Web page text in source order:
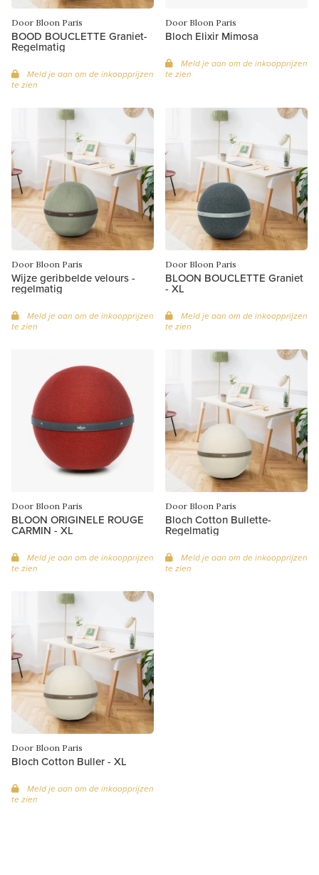
Door Bloon Paris
BOOD BOUCLETTE Graniet-
Regelmatig
Meld je aan om de inkoopprijzen
te zien
Door Bloon Paris
Bloch Elixir Mimosa
Meld je aan om de inkoopprijzen
te zien
Door Bloon Paris
Wijze geribbelde velours -
regelmatig
Meld je aan om de inkoopprijzen
te zien
Door Bloon Paris
BLOON BOUCLETTE Graniet
- XL
Meld je aan om de inkoopprijzen
te zien
Door Bloon Paris
BLOON ORIGINELE ROUGE
CARMIN - XL
Meld je aan om de inkoopprijzen
te zien
Door Bloon Paris
Bloch Cotton Bullette-
Regelmatig
Meld je aan om de inkoopprijzen
te zien
Door Bloon Paris
Bloch Cotton Buller - XL
Meld je aan om de inkoopprijzen
te zien